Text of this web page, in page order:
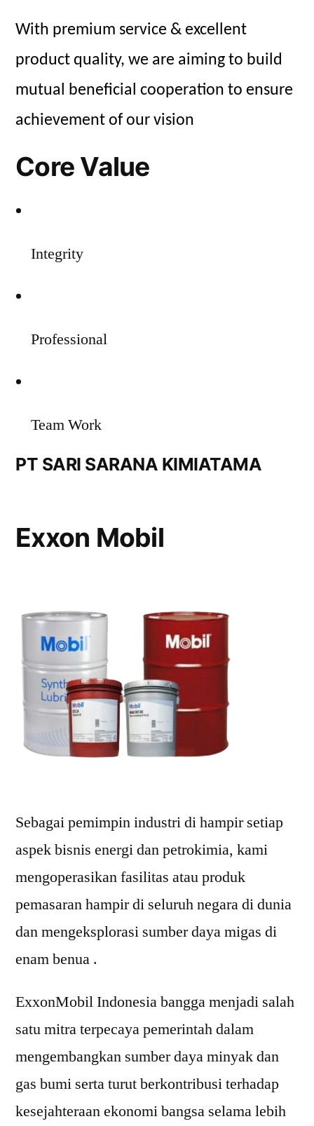
With premium service & excellent
product quality, we are aiming to build
mutual beneficial cooperation to ensure
achievement of our vision
Core Value
Integrity
Professional
Team Work
PT SARI SARANA KIMIATAMA
Exxon Mobil
Sebagai pemimpin industri di hampir setiap
aspek bisnis energi dan petrokimia, kami
mengoperasikan fasilitas atau produk
pemasaran hampir di seluruh negara di dunia
dan mengeksplorasi sumber daya migas di
enam benua .
ExxonMobil Indonesia bangga menjadi salah
satu mitra terpecaya pemerintah dalam
mengembangkan sumber daya minyak dan
gas bumi serta turut berkontribusi terhadap
kesejahteraan ekonomi bangsa selama lebih